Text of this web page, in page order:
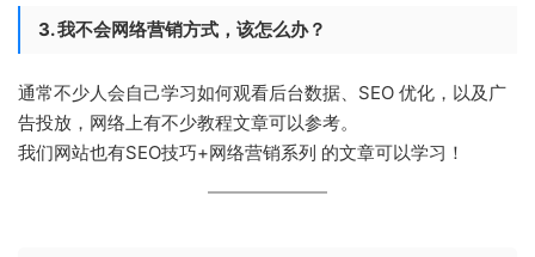
3. 我不会网络营销方式，该怎么办？
通常不少人会自己学习如何观看后台数据、SEO 优化，以及广
告投放，网络上有不少教程文章可以参考。
我们网站也有SEO技巧+网络营销系列 的文章可以学习！